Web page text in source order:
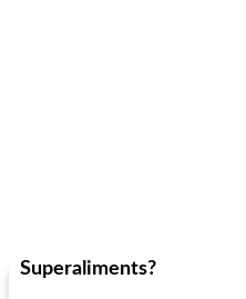
Superaliments?